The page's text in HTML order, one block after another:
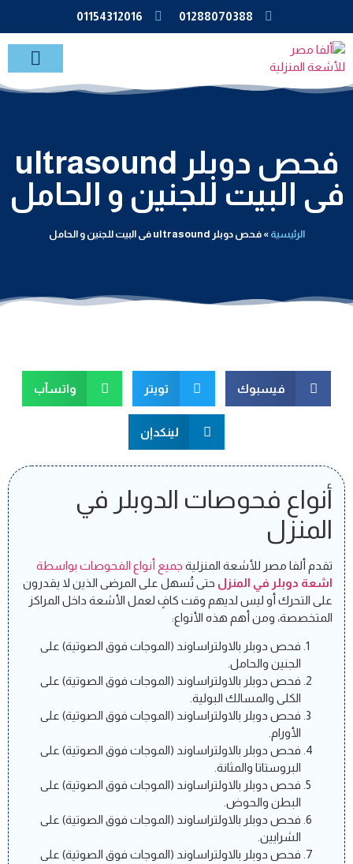
01288070388
01154312016
فحص دوبلر ultrasound
فى البيت للجنين و الحامل
الرئيسية »فحص دوبلر ultrasound فى البيت للجنين و الحامل
فيسبوك تويتر واتسآب
لينكدإن
أنواع فحوصات الدوبلر في
المنزل
تقدم ألفا مصر للأشعة المنزلية جميع أنواع الفحوصات بواسطة
اشعة دوبلر في المنزل حتى تُسهل على المرضى الذين لا يقدرون
على التحرك أو ليس لديهم وقت كافٍ لعمل الأشعة داخل المراكز
المتخصصة، ومن أهم هذه الأنواع:
فحص دوبلر بالاولتراساوند (الموجات فوق الصوتية) على
الجنين والحامل.
فحص دوبلر بالاولتراساوند (الموجات فوق الصوتية) على
الكلى والمسالك البولية.
فحص دوبلر بالاولتراساوند (الموجات فوق الصوتية) على
الأورام.
فحص دوبلر بالاولتراساوند (الموجات فوق الصوتية) على
البروستاتا والمثانة.
فحص دوبلر بالاولتراساوند (الموجات فوق الصوتية) على
البطن والحوض.
فحص دوبلر بالاولتراساوند (الموجات فوق الصوتية) على
الشرايين.
فحص دوبلر بالاولتراساوند (الموجات فوق الصوتية) على